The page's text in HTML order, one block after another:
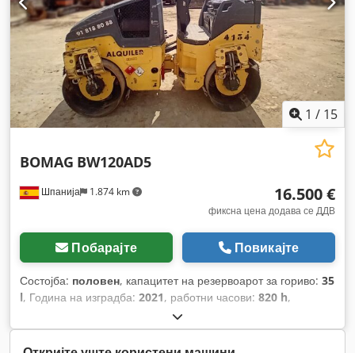
1 / 15
Шпанија 1.874 km
BOMAG BW120AD5
16.500 €
фиксна цена додава се ДДВ
Побарајте Повикајте
Состојба: половен, капацитет на резервоарот за гориво: 35
l, Година на изградба: 2021, работни часови: 820 h,